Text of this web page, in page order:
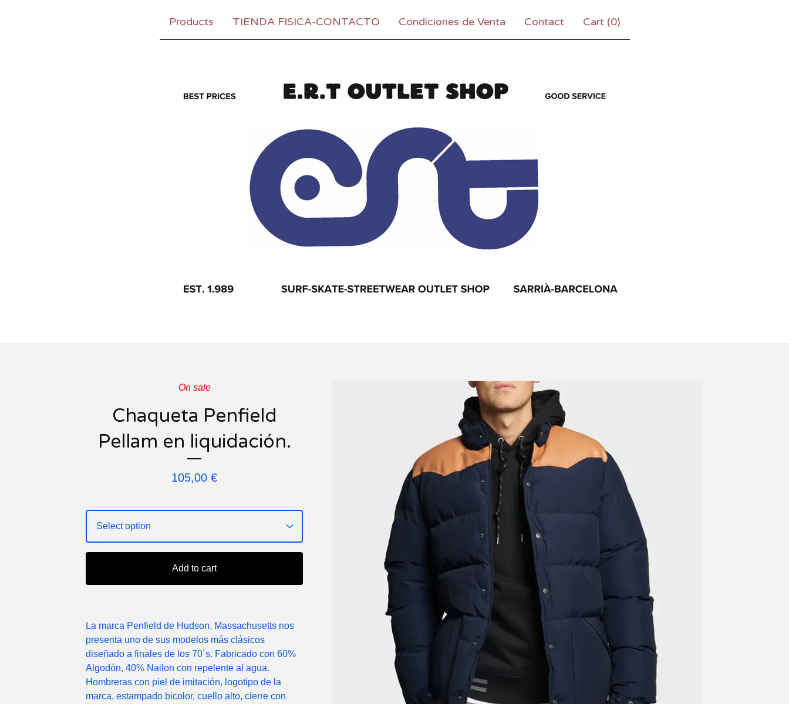
Products TIENDA FISICA-CONTACTO Condiciones de Venta Contact Cart (0)
On sale
Chaqueta Penfield
Pellam en liquidación.
105,00 €
Add to cart
La marca Penfield de Hudson, Massachusetts nos
presenta uno de sus modelos más clásicos
diseñado a finales de los 70´s. Fabricado con 60%
Algodón, 40% Nailon con repelente al agua.
Hombreras con piel de imitación, logotipo de la
marca, estampado bicolor, cuello alto, cierre con